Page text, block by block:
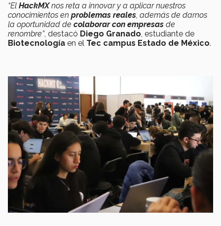
“El HackMXnos reta a innovar y a aplicar nuestros
conocimientos en problemas reales , además de darnos
la oportunidad de colaborar con empresas de
renombre”, destacó Diego Granado , estudiante de
Biotecnología en el Tec campus Estado de México.